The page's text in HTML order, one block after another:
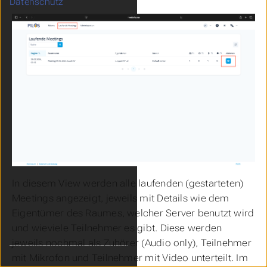
In diesem View werden alle laufenden (gestarteten)
Meetings angezeigt, jeweils mit Details wie dem
Eigentümer des Raumes, welcher Server benutzt wird
und wieviele Teilnehmer es gibt. Diese werden
jeweils nochmal als Zuhörer (Audio only), Teilnehmer
mit Mikrofon und Teilnehmer mit Video unterteilt. Im